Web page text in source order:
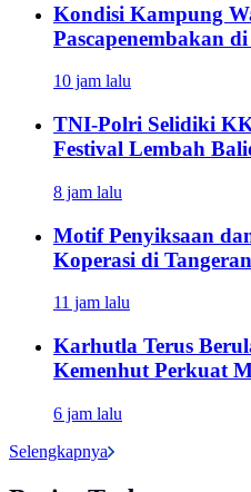
Kondisi Kampung
Pascapenembakan
10 jam lalu
TNI-Polri Selidiki
Festival Lembah
8 jam lalu
Motif Penyiksaan
Koperasi di
11 jam lalu
Karhutla Terus
Kemenhut Perkuat
6 jam lalu
Selengkapnya